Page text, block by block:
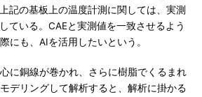
記の基板上の温度計測に関しては、実測
ている。CAEと実測値を一致させるよう
にも、AIを活用したいという。
に銅線が巻かれ、さらに樹脂でくるまれ
デリングして解析すると、解析に掛かる